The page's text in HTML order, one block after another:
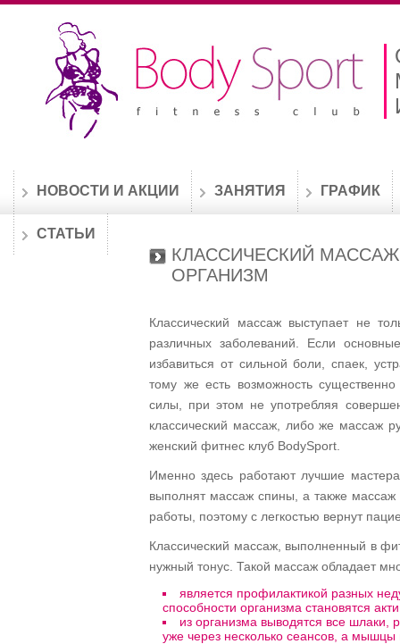
НОВОСТИ И АКЦИИ ЗАНЯТИЯ ГРАФИК
СТАТЬИ
КЛАССИЧЕСКИЙ
ОРГАНИЗМ
Классический массаж выступает не
различных заболеваний. Если
избавиться от сильной боли, спаек,
тому же есть возможность существенно
силы, при этом не употребляя
классический массаж, либо же массаж
женский фитнес клуб BodySport.
Именно здесь работают лучшие
выполнят массаж спины, а также
работы, поэтому с легкостью вернут
Классический массаж, выполненный в
нужный тонус. Такой массаж обладает
является профилактикой разных
способности организма становятся
из организма выводятся все
уже через несколько сеансов, а мышцы